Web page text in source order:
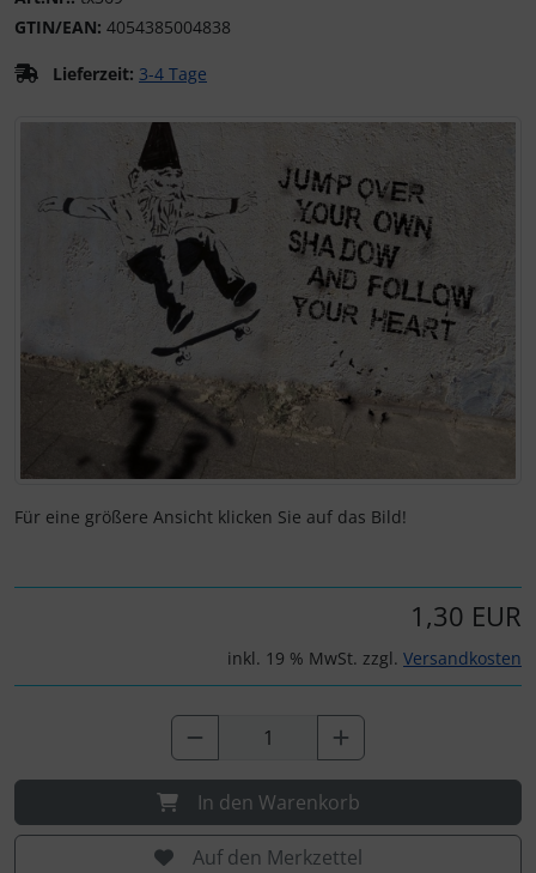
GTIN/EAN: 4054385004838
Lieferzeit: 3-4 Tage
Wenn mehr als ein Produktbild exitiert, können Sie die
Für eine größere Ansicht klicken Sie auf das Bild!
1,30 EUR
inkl. 19 % MwSt. zzgl. Versandkosten
In den Warenkorb
Auf den Merkzettel
Klappkarten - Weihnachten
Klappkarten - Verschiedenes